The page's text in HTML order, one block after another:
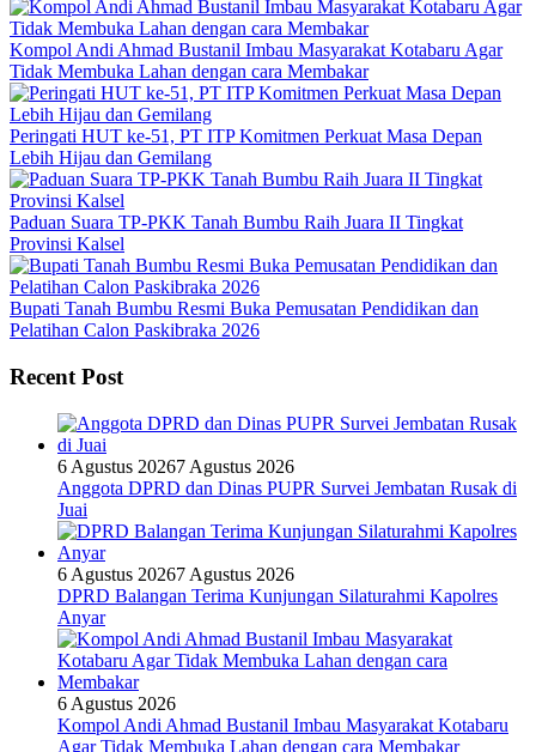
Kompol Andi Ahmad Bustanil Imbau Masyarakat Kotabaru Agar
Tidak Membuka Lahan dengan cara Membakar
Peringati HUT ke-51, PT ITP Komitmen Perkuat Masa Depan
Lebih Hijau dan Gemilang
Paduan Suara TP-PKK Tanah Bumbu Raih Juara II Tingkat
Provinsi Kalsel
Bupati Tanah Bumbu Resmi Buka Pemusatan Pendidikan dan
Pelatihan Calon Paskibraka 2026
Recent Post
6 Agustus 20267 Agustus 2026
Anggota DPRD dan Dinas PUPR Survei Jembatan Rusak di
Juai
6 Agustus 20267 Agustus 2026
DPRD Balangan Terima Kunjungan Silaturahmi Kapolres
Anyar
6 Agustus 2026
Kompol Andi Ahmad Bustanil Imbau Masyarakat Kotabaru
Agar Tidak Membuka Lahan dengan cara Membakar